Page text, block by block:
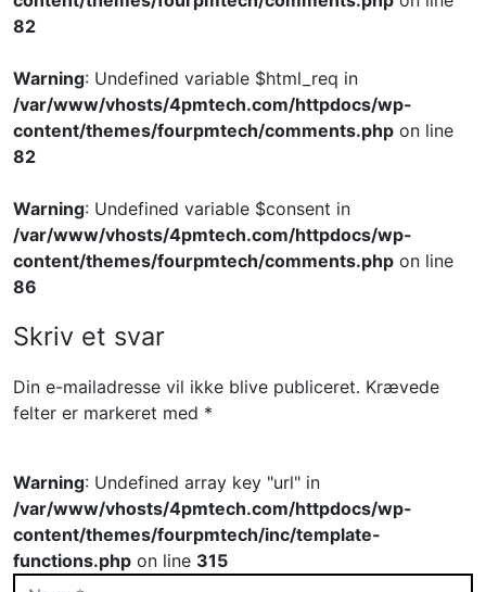
82
Warning: Undefined variable $html_req in
/var/www/vhosts/4pmtech.com/httpdocs/wp-
content/themes/fourpmtech/comments.php on line
82
Warning: Undefined variable $consent in
/var/www/vhosts/4pmtech.com/httpdocs/wp-
content/themes/fourpmtech/comments.php on line
86
Skriv et svar
Din e-mailadresse vil ikke blive publiceret. Krævede
felter er markeret med *
Warning: Undefined array key "url" in
/var/www/vhosts/4pmtech.com/httpdocs/wp-
content/themes/fourpmtech/inc/template-
functions.php on line 315